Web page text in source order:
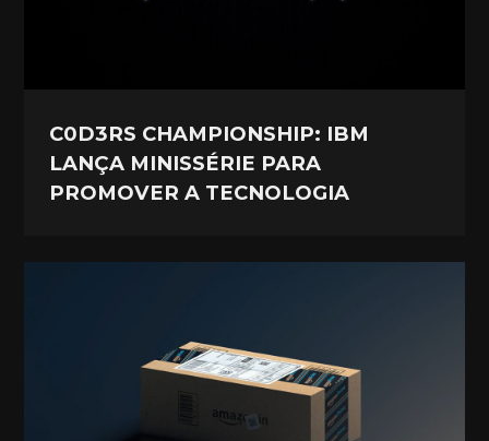
C0D3RS CHAMPIONSHIP: IBM
LANÇA MINISSÉRIE PARA
PROMOVER A TECNOLOGIA